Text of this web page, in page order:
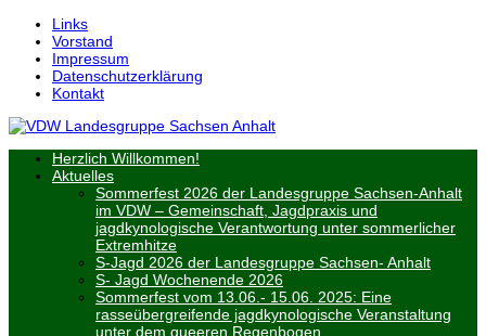
Skip
Main
Content
Links
Vorstand
Impressum
Datenschutzerklärung
Kontakt
Herzlich Willkommen!
Aktuelles
Sommerfest 2026 der Landesgruppe Sachsen-Anhalt
im VDW – Gemeinschaft, Jagdpraxis und
jagdkynologische Verantwortung unter sommerlicher
Extremhitze
S-Jagd 2026 der Landesgruppe Sachsen- Anhalt
S- Jagd Wochenende 2026
Sommerfest vom 13.06.- 15.06. 2025: Eine
rasseübergreifende jagdkynologische Veranstaltung
unter dem queeren Regenbogen